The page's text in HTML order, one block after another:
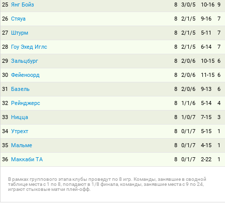
25 Янг Бойз 8 3/0/5 10-16 9
26 Стяуа 8 2/1/5 9-16 7
27 Штурм 8 2/1/5 5-11 7
28 Гоу Эхед Иглс 8 2/1/5 6-14 7
29 Зальцбург 8 2/0/6 10-15 6
30 Фейеноорд 8 2/0/6 11-15 6
31 Базель 8 2/0/6 9-13 6
32 Рейнджерс 8 1/1/6 5-14 4
33 Ницца 8 1/0/7 7-15 3
34 Утрехт 8 0/1/7 5-15 1
35 Мальме 8 0/1/7 4-15 1
36 Маккаби ТА 8 0/1/7 2-22 1
В рамках группового этапа клубы проведут по 8 игр. Команды, занявшие в сводной
таблице места с 1 по 8, попадают в 1/8 финала, команды, занявшие места с 9 по 24,
играют стыковые матчи плей-офф.